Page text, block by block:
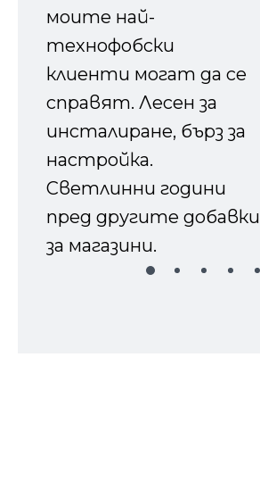
моите най-
технофобски
клиенти могат да се
справят. Лесен за
инсталиране, бърз за
настройка.
Светлинни години
пред другите добавки
за магазини.